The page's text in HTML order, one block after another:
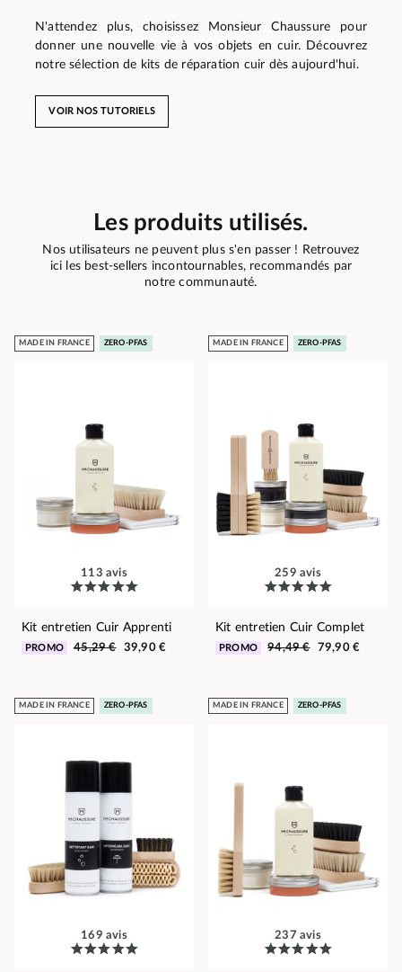
N'attendez plus, choisissez Monsieur Chaussure pour
donner une nouvelle vie à vos objets en cuir. Découvrez
notre sélection de kits de réparation cuir dès aujourd'hui.
VOIR NOS TUTORIELS
Les produits utilisés.
Nos utilisateurs ne peuvent plus s'en passer ! Retrouvez
ici les best-sellers incontournables, recommandés par
notre communauté.
MADE IN FRANCE ZERO-PFAS
113 avis
Kit entretien Cuir Apprenti
PROMO 45,29 € 39,90 €
MADE IN FRANCE ZERO-PFAS
259 avis
Kit entretien Cuir Complet
PROMO 94,49 € 79,90 €
MADE IN FRANCE ZERO-PFAS
169 avis
MADE IN FRANCE ZERO-PFAS
237 avis